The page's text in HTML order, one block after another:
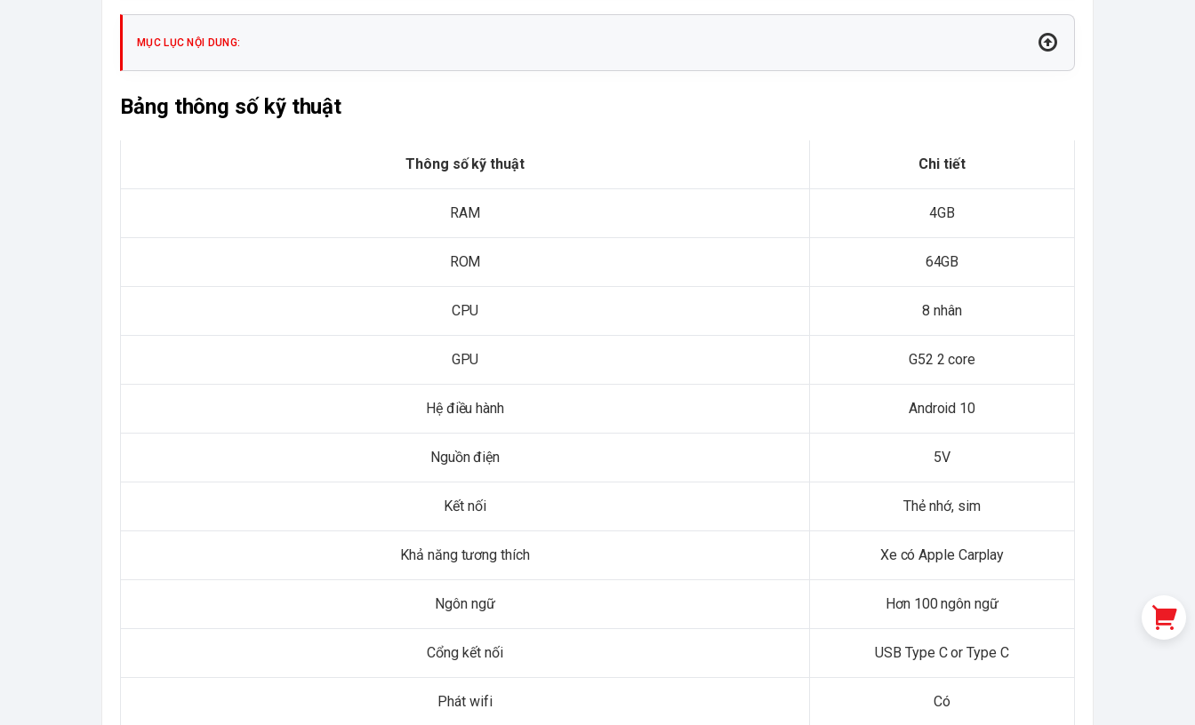
MỤC LỤC NỘI DUNG:
Bảng thông số kỹ thuật
Thông số kỹ thuật Chi tiết
RAM 4GB
ROM 64GB
CPU 8 nhân
GPU G52 2 core
Hệ điều hành Android 10
Nguồn điện 5V
Kết nối Thẻ nhớ, sim
Khả năng tương thích Xe có Apple Carplay
Ngôn ngữ Hơn 100 ngôn ngữ
Cổng kết nối USB Type C or Type C
Phát wifi Có